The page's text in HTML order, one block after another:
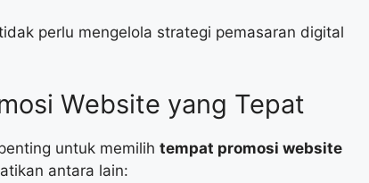
perlu mengelola strategi pemasaran digital
Website yang Tepat
untuk memilih tempat promosi website
antara lain: